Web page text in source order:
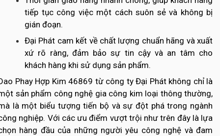
tiếp tục công việc một cách suôn sẻ và không bị
gián đoạn.
Đại Phát cam kết về chất lượng chuẩn hãng và xuất
xứ rõ ràng, đảm bảo sự tin cậy và an tâm cho
khách hàng khi sử dụng sản phẩm.
Phay Hợp Kim 46869 từ công ty Đại Phát không chỉ là
sản phẩm công nghệ gia công kim loại thông thường,
là một biểu tượng tiến bộ và sự đột phá trong ngành
nghiệp. Với các ưu điểm vượt trội như trên đây là lựa
hàng đầu của những người yêu công nghệ và đam